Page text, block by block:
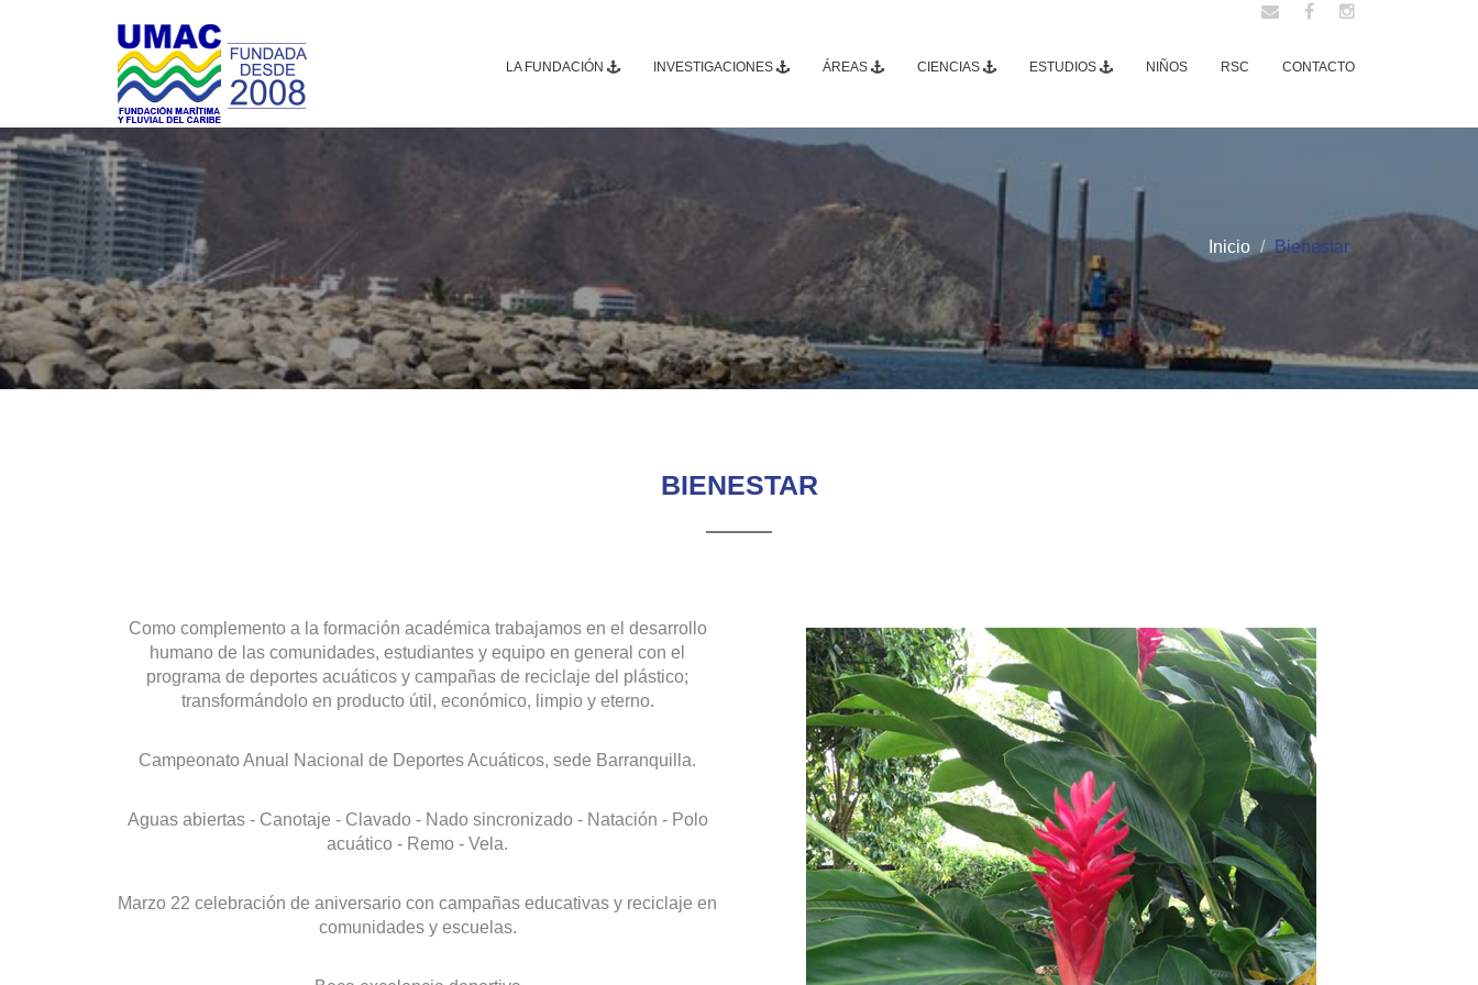
LA FUNDACIÓN INVESTIGACIONES ÁREAS CIENCIAS ESTUDIOS NIÑOS RSC CONTACTO
Inicio Bienestar
BIENESTAR
Como complemento a la formación académica trabajamos en el desarrollo
humano de las comunidades, estudiantes y equipo en general con el
programa de deportes acuáticos y campañas de reciclaje del plástico;
transformándolo en producto útil, económico, limpio y eterno.
Campeonato Anual Nacional de Deportes Acuáticos, sede Barranquilla.
Aguas abiertas - Canotaje - Clavado - Nado sincronizado - Natación - Polo
acuático - Remo - Vela.
Marzo 22 celebración de aniversario con campañas educativas y reciclaje en
comunidades y escuelas.